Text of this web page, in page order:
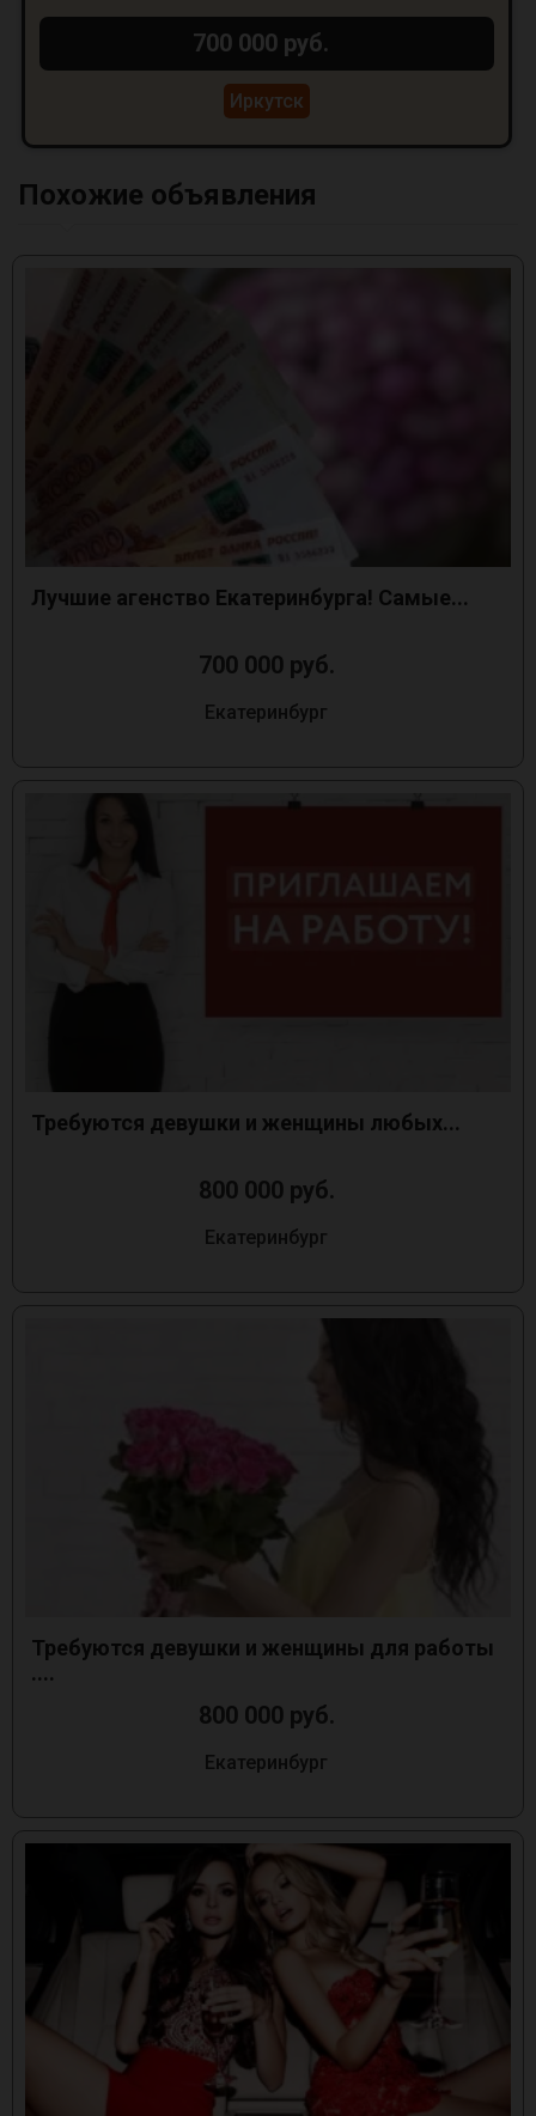
700 000 руб.
Иркутск
Похожие объявления
Лучшие агенство Екатеринбурга! Самые...
700 000 руб.
Екатеринбург
Требуются девушки и женщины любых...
800 000 руб.
Екатеринбург
Требуются девушки и женщины для работы
....
800 000 руб.
Екатеринбург